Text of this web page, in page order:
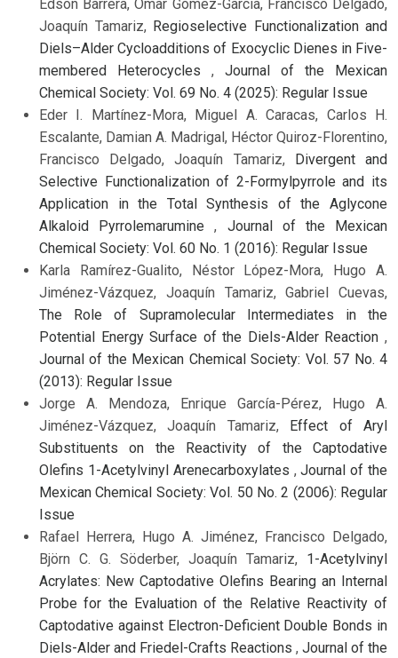
Edson Barrera, Omar Gómez-García, Francisco Delgado,
Joaquín Tamariz, Regioselective Functionalization and
Diels–Alder Cycloadditions of Exocyclic Dienes in Five-
membered Heterocycles , Journal of the Mexican
Chemical Society: Vol. 69 No. 4 (2025): Regular Issue
Eder I. Martínez-Mora, Miguel A. Caracas, Carlos H.
Escalante, Damian A. Madrigal, Héctor Quiroz-Florentino,
Francisco Delgado, Joaquín Tamariz,
Divergent and
Selective Functionalization of 2-Formylpyrrole and its
Application in the Total Synthesis of the Aglycone
Alkaloid Pyrrolemarumine, Journal of the Mexican
Chemical Society: Vol. 60 No. 1 (2016): Regular Issue
Karla Ramírez-Gualito, Néstor López-Mora, Hugo A.
Jiménez-Vázquez, Joaquín Tamariz, Gabriel Cuevas,
The Role of Supramolecular Intermediates in the
Potential Energy Surface of the Diels-Alder Reaction ,
Journal of the Mexican Chemical Society: Vol. 57 No. 4
(2013): Regular Issue
Jorge A. Mendoza, Enrique García-Pérez, Hugo A.
Jiménez-Vázquez, Joaquín Tamariz,
Effect of Aryl
Substituents on the Reactivity of the Captodative
Olefins 1-Acetylvinyl Arenecarboxylates ,Journal of the
Mexican Chemical Society: Vol. 50 No. 2 (2006): Regular
Issue
Rafael Herrera, Hugo A. Jiménez, Francisco Delgado,
Björn C. G. Söderber, Joaquín Tamariz, 1-Acetylvinyl
Acrylates: New Captodative Olefins Bearing an Internal
Probe for the Evaluation of the Relative Reactivity of
Captodative against Electron-Deficient Double Bonds in
Diels-Alder and Friedel-Crafts Reactions , Journal of the